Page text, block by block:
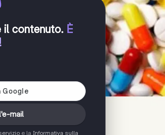
il contenuto. È
mail
e la Informativa sulla